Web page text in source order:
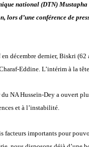
national (DTN)
lors d’une conférence de
décembre dernier, Biskri
Eddine. L’intérim à la
NA Husseïn-Dey a ouvert
et à l’instabilité.
facteurs importants pour